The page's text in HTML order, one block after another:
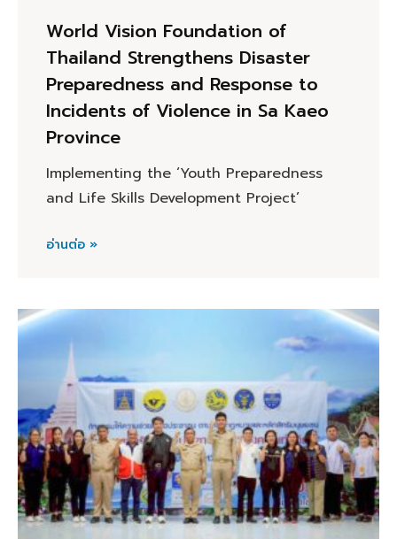
World Vision Foundation of
Thailand Strengthens Disaster
Preparedness and Response to
Incidents of Violence in Sa Kaeo
Province
Implementing the ‘Youth Preparedness
and Life Skills Development Project’
อ่านต่อ »